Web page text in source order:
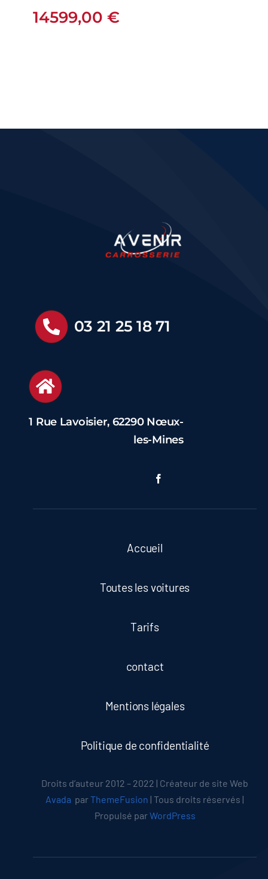
14599,00
14599,00 €
03 21 25 18 71
1 Rue Lavoisier, 62290 Nœux-
les-Mines
Accueil
Toutes les voitures
Tarifs
contact
Mentions légales
Politique de confidentialité
Droits d’auteur 2012 – 2022 | Créateur de site Web
Avada parThemeFusion | Tous droits réservés |
Propulsé parWordPress